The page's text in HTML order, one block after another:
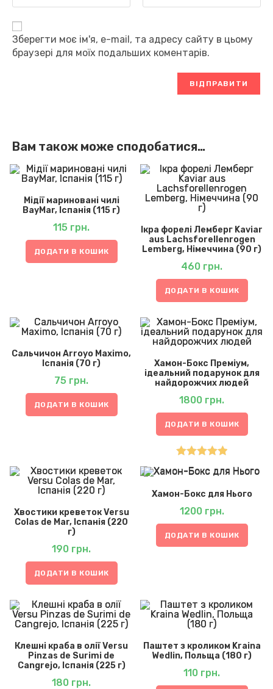
Зберегти моє ім'я, e-mail, та адресу сайту в цьому
браузері для моїх подальших коментарів.
Вам також може сподобатися…
Мідії мариновані чилі
BayMar, Іспанія (115 г)
115 грн.
ДОДАТИ В КОШИК
Ікра форелі Лемберг Kaviar
aus Lachsforellenrogen
Lemberg, Німеччина (90 г)
460 грн.
ДОДАТИ В КОШИК
Сальчичон Arroyo Maximo,
Іспанія (70 г)
75 грн.
ДОДАТИ В КОШИК
Хамон-Бокс Преміум,
ідеальний подарунок для
найдорожчих людей
1800 грн.
ДОДАТИ В КОШИК
Оцінено в
Хвостики креветок Versu
Colas de Mar, Іспанія (220
г)
190 грн.
ДОДАТИ В КОШИК
Хамон-Бокс для Нього
1200 грн.
ДОДАТИ В КОШИК
Клешні краба в олії Versu
Pinzas de Surimi de
Cangrejo, Іспанія (225 г)
180 грн.
Паштет з кроликом Kraina
Wedlin, Польща (180 г)
110 грн.